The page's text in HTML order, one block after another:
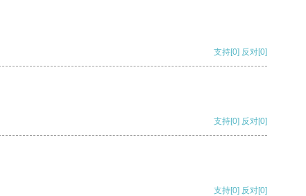
支持[0] 反对[0]
支持[0] 反对[0]
支持[0] 反对[0]